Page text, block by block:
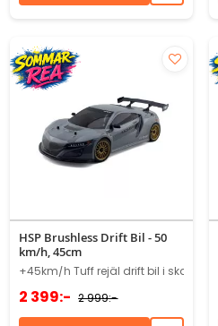
HSP Brushless Drift Bil - 50
km/h, 45cm
+45km/h Tuff rejäl drift bil i skala 1/10
2 399:- 2 999:-